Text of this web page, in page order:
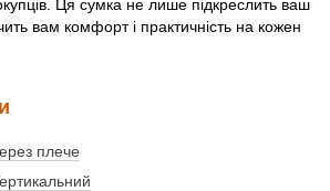
Ця сумка не лише підкреслить ваш
вам комфорт і практичність на кожен
плече